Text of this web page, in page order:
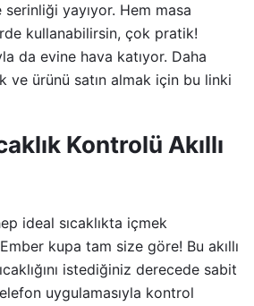
serinliği yayıyor. Hem masa
kullanabilirsin, çok pratik!
da evine hava katıyor. Daha
ve ürünü satın almak için bu linki
Kontrolü Akıllı
ideal sıcaklıkta içmek
kupa tam size göre! Bu akıllı
istediğiniz derecede sabit
uygulamasıyla kontrol